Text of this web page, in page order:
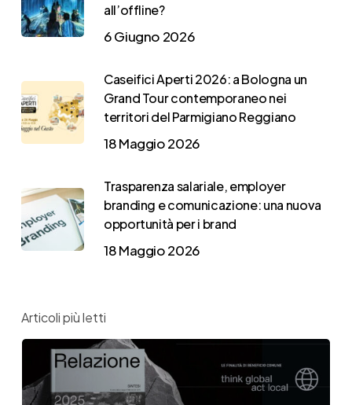
all’offline?
6 Giugno 2026
Caseifici Aperti 2026: a Bologna un
Grand Tour contemporaneo nei
territori del Parmigiano Reggiano
18 Maggio 2026
Trasparenza salariale, employer
branding e comunicazione: una nuova
opportunità per i brand
18 Maggio 2026
Articoli più letti